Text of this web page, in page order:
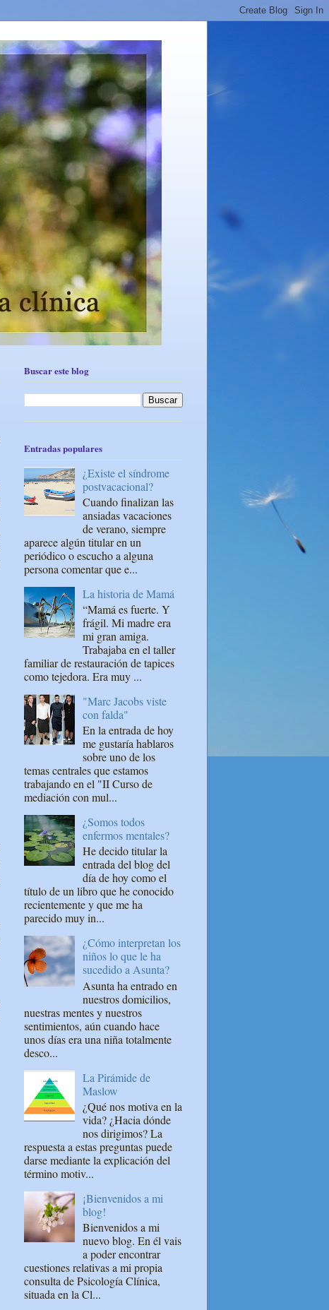
Buscar este blog
Entradas populares
¿Existe el síndrome
postvacacional?
Cuando finalizan las
ansiadas vacaciones
de verano, siempre
aparece algún titular en un
periódico o escucho a alguna
persona comentar que e...
La historia de Mamá
“Mamá es fuerte. Y
frágil. Mi madre era
mi gran amiga.
Trabajaba en el taller
familiar de restauración de tapices
como tejedora. Era muy ...
"Marc Jacobs viste
con falda"
En la entrada de hoy
me gustaría hablaros
sobre uno de los
temas centrales que estamos
trabajando en el "II Curso de
mediación con mul...
¿Somos todos
enfermos mentales?
He decido titular la
entrada del blog del
día de hoy como el
título de un libro que he conocido
recientemente y que me ha
parecido muy in...
¿Cómo interpretan los
niños lo que le ha
sucedido a Asunta?
Asunta ha entrado en
nuestros domicilios,
nuestras mentes y nuestros
sentimientos, aún cuando hace
unos días era una niña totalmente
desco...
La Pirámide de
Maslow
¿Qué nos motiva en la
vida? ¿Hacia dónde
nos dirigimos? La
respuesta a estas preguntas puede
darse mediante la explicación del
término motiv...
¡Bienvenidos a mi
blog!
Bienvenidos a mi
nuevo blog. En él vais
a poder encontrar
cuestiones relativas a mi propia
consulta de Psicología Clínica,
situada en la Cl...